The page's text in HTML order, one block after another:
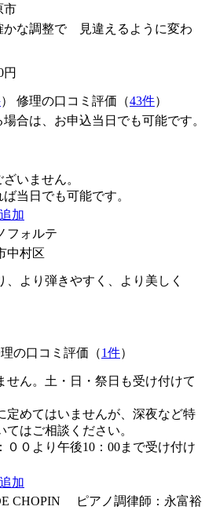
市
かな調整で 見違えるように変わ
円
） 修理の口コミ評価（43件）
合は、お申込当日でも可能です。
いません。
当日でも可能です。
加
フォルテ
中村区
、より弾きやすく、より美しく
の口コミ評価（1件）
せん。土・日・祭日も受け付けて
定めてはいませんが、深夜など特
てはご相談ください。
００より午後10：00まで受け付け
加
CHOPIN ピアノ調律師：永富裕